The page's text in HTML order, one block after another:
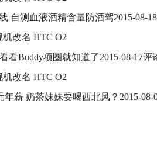
自测血液酒精含量防酒驾2015-08-
看Buddy项圈就知道了2015-08-17评
年薪 奶茶妹妹要喝西北风？2015-08-